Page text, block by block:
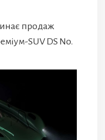
продаж
SUV DS No.